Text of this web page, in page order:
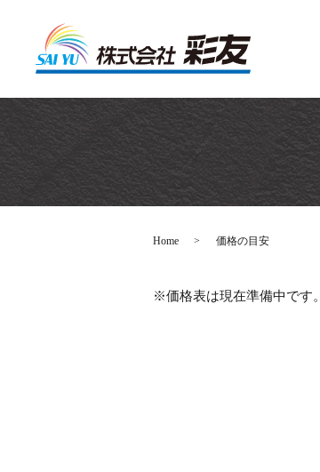
Home 価格の目安
※価格表は現在準備中です。